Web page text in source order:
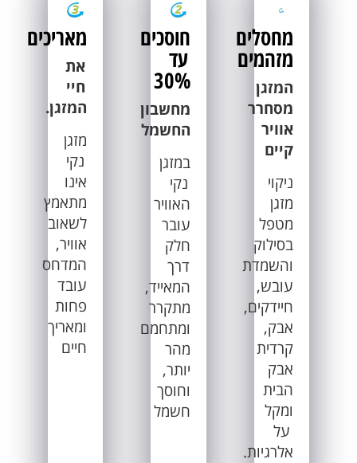
מחסלים
מזהמים
המזגן
מסחרר
אוויר
קיים
ניקוי
מזגן
מטפל
בסילוק
והשמדת
עובש,
חיידקים,
אבק,
קרדית
אבק
הבית
ומקל
על
אלרגיות.
חוסכים
עד
30%
מחשבון
החשמל
במזגן
נקי
האוויר
עובר
חלק
דרך
המאייד,
מתקרר
ומתחמם
מהר
יותר,
וחוסך
חשמל
מאריכים
את
חיי
המזגן.
מזגן
נקי
אינו
מתאמץ
לשאוב
אוויר,
המדחס
עובד
פחות
ומאריך
חיים